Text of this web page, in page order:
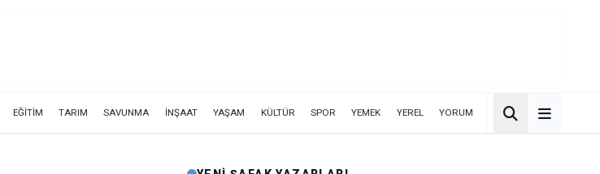
EĞİTİM TARIM SAVUNMA İNŞAAT YAŞAM KÜLTÜR SPOR YEMEK YEREL YORUM